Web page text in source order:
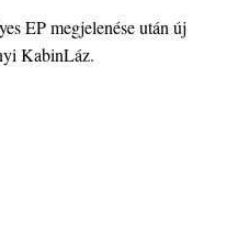
EP megjelenése után új
KabinLáz.